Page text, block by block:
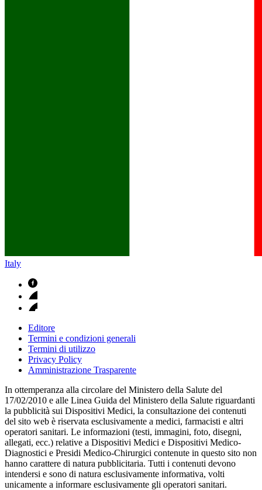
Italy
Editore
Termini e condizioni generali
Termini di utilizzo
Privacy Policy
Amministrazione Trasparente
In ottemperanza alla circolare del Ministero della Salute del
17/02/2010 e alle Linea Guida del Ministero della Salute riguardanti
la pubblicità sui Dispositivi Medici, la consultazione dei contenuti
del sito web è riservata esclusivamente a medici, farmacisti e altri
operatori sanitari. Le informazioni (testi, immagini, foto, disegni,
allegati, ecc.) relative a Dispositivi Medici e Dispositivi Medico-
Diagnostici e Presidi Medico-Chirurgici contenute in questo sito non
hanno carattere di natura pubblicitaria. Tutti i contenuti devono
intendersi e sono di natura esclusivamente informativa, volti
unicamente a informare esclusivamente gli operatori sanitari.